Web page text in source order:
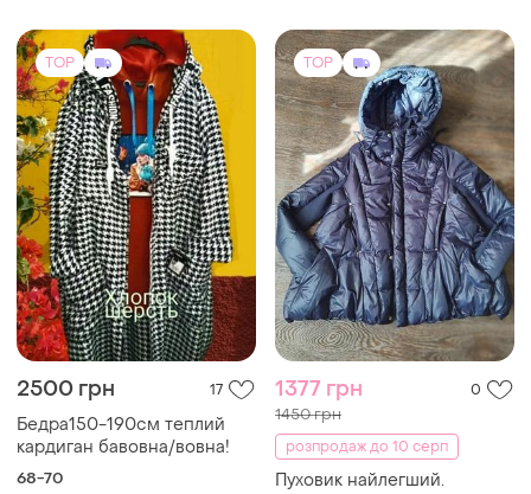
TOP
2500 грн 17
Бедра150-190см теплий
кардиган бавовна/вовна!
68-70
TOP
1377 грн 0
1450 грн
розпродаж до 10 серп
Пуховик найлегший.